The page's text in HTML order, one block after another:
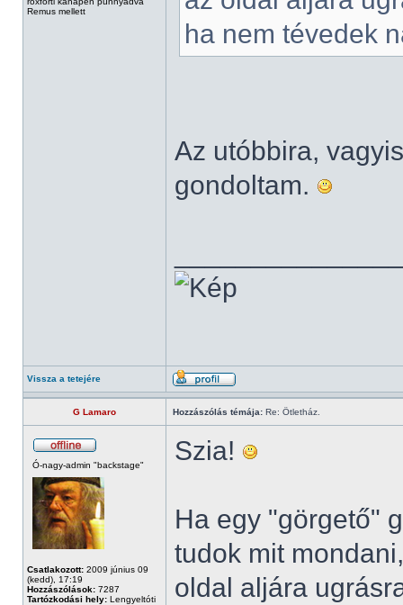
Remus mellett
ha nem tévedek
Az utóbbira,
gondoltam.
Vissza a tetejére
G Lamaro Hozzászólás témája: Re: Ötletház.
Ó-nagy-admin "backstage"
Csatlakozott: 2009 június 09
(kedd), 17:19
Hozzászólások: 7287
Tartózkodási hely: Lengyeltóti
Szia!
Ha egy "görgető"
tudok mit
oldal aljára